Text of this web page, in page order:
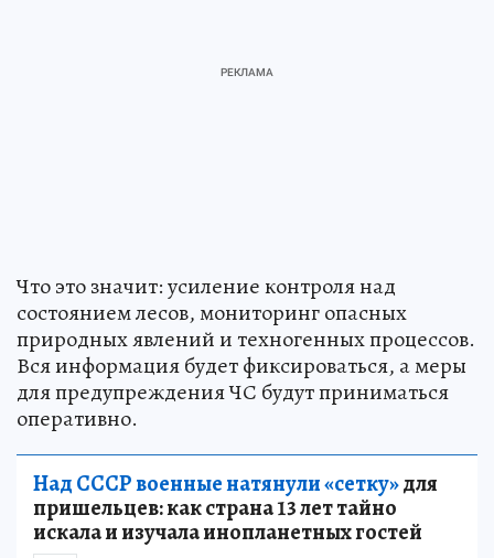
Что это значит: усиление контроля над
состоянием лесов, мониторинг опасных
природных явлений и техногенных процессов.
Вся информация будет фиксироваться, а меры
для предупреждения ЧС будут приниматься
оперативно.
Над СССР военные натянули «сетку»для
пришельцев: как страна 13 лет тайно
искала и изучала инопланетных гостей